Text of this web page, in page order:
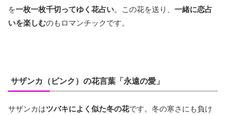
を一枚一枚千切ってゆく花占い。この花を送り、 一緒に恋占
いを楽しむのもロマンチックです。
サザンカ（ピンク）の花言葉「永遠の愛」
サザンカはツバキによく似た冬の花です。冬の寒さにも負け